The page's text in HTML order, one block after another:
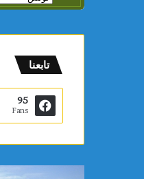
تابعنا
95
Fans